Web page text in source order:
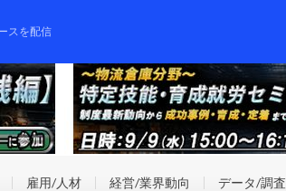
スを配信
雇用/人材 経営/業界動向 データ/調査